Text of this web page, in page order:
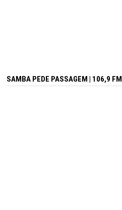
SAMBA PEDE PASSAGEM | 106,9 FM